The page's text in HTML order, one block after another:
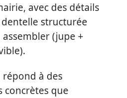
avec des détails
structurée
assembler (jupe +
à des
concrètes que